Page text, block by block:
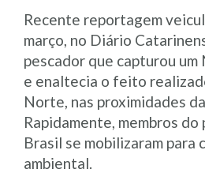
Recente reportagem
março, no Diário
pescador que capturou
e enaltecia o feito
Norte, nas proximidades
Rapidamente, membros
Brasil se mobilizaram para
ambiental.